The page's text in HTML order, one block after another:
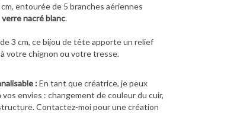
entourée de 5 branches aériennes
nacré blanc.
3 cm, ce bijou de tête apporte un relief
votre chignon ou votre tresse.
:En tant que créatrice, je peux
envies : changement de couleur du cuir,
Contactez-moi pour une création